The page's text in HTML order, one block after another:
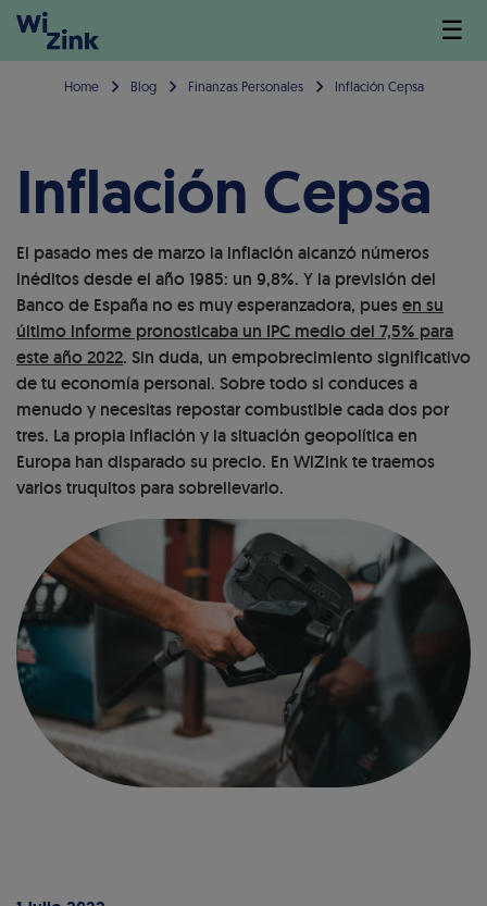
☰
Home Blog Finanzas Personales Inflación Cepsa
Inflación Cepsa
El pasado mes de marzo la inflación alcanzó números
inéditos desde el año 1985: un 9,8%. Y la previsión del
Banco de España no es muy esperanzadora, puesen su
último informe pronosticaba un IPC medio del 7,5% para
este año 2022. Sin duda, un empobrecimiento significativo
de tu economía personal. Sobre todo si conduces a
menudo y necesitas repostar combustible cada dos por
tres. La propia inflación y la situación geopolítica en
Europa han disparado su precio. En WiZink te traemos
varios truquitos para sobrellevarlo.